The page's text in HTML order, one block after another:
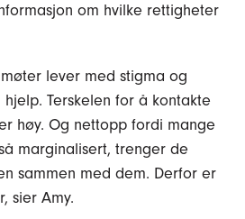
om hvilke rettigheter
lever med stigma og
Terskelen for å kontakte
høy. Og nettopp fordi mange
marginalisert, trenger de
sammen med dem. Derfor er
sier Amy.